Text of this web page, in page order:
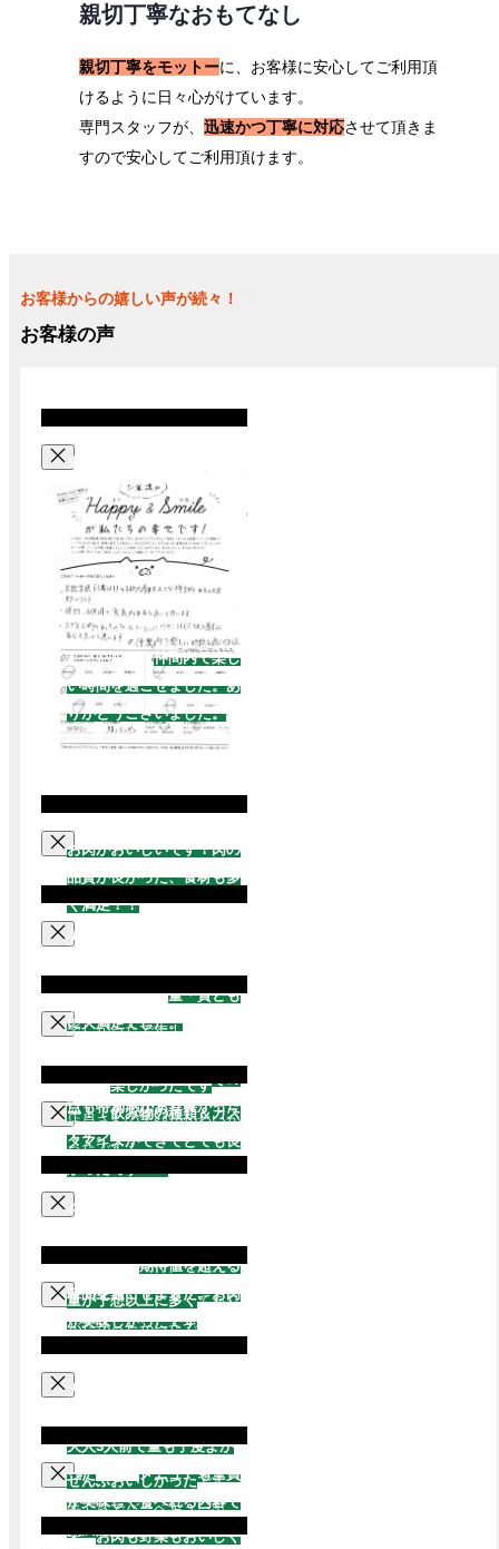
親切丁寧なおもてなし
親切丁寧をモットーに、お客様に安心してご利用頂
けるように日々心がけています。
専門スタッフが、 迅速かつ丁寧に対応させて頂きま
すので安心してご利用頂けます。
お客様からの嬉しい声が続々！
お客様の声
さな椅子があると大変助か
ります。併せて、子供用の
食具があるとよいと思いま
す。大きなお肉があったの
で各テーブルにハサミもし
くは切る道具があると良い
と思います。仲間内で楽し
い時間を過ごせました。あ
りがとうございました。
お肉がおいしいです！肉の
品質が良かった、食材も多
く満足！！キノコがあるの
がとってもうれしかったで
たくさんあってよかったで
椅子が座りやすくてよい！
大人1人、子ども1人で利用
不安でしたが、量・質とも
に大満足でした。私たち1
点も特別感があり良かった
です。またご利用させてい
楽しかったです！楽しく飲
ます。楽しかったです
ー！！飲み物の種類＆カス
タマイズができてとても良
店員さんの笑顔がかわいか
ったです！
今回の誕生日祝いと好きな
ましたが、期待値を超える
時間を過ごせました。お肉
が美味しかったです、赤身
量が予想以上に多くてあり
がたかったかったです！！
大人4名と未就学児2名での
大人3人前で量も丁度よか
ったです！ メニューも全員
が美味しく食べれる内容で
ぜんぶおいしかったです。
手ぶらでバーベキュー出
来、お肉も野菜もおいしく